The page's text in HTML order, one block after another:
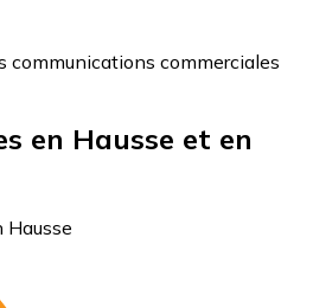
communications commerciales
en Hausse et en
Hausse